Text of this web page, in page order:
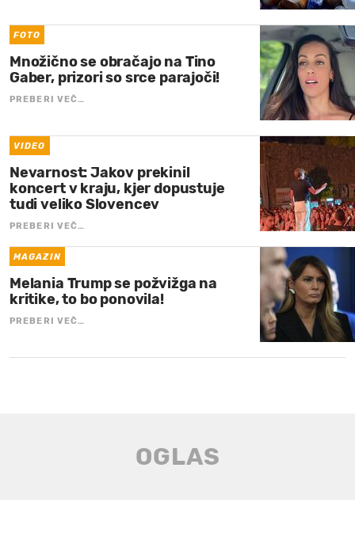
FOTO
Množično se obračajo na Tino
Gaber, prizori so srce parajoči!
PREBERI VEČ…
VIDEO
Nevarnost: Jakov prekinil
koncert v kraju, kjer dopustuje
tudi veliko Slovencev
PREBERI VEČ…
MAGAZIN
Melania Trump se požvižga na
kritike, to bo ponovila!
PREBERI VEČ…